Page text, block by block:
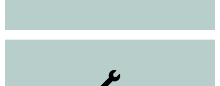
Llamar